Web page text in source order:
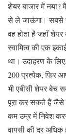
शेयर बाजार में
से ले जाऊंगा। सबसे
वह होता है जहाँ
स्वामित्व की एक
था। उदाहरण के
200 प्रत्येक, फिर
भी एबीसी शेयर बेच
पूरा कर सकते हैं जैसे
कम उम्र में निवेश
वापसी की दर